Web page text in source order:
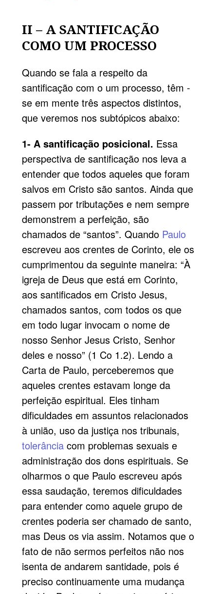
II – A SANTIFICAÇÃO
COMO UM PROCESSO
Quando se fala a respeito da
santificação com o um processo, têm -
se em mente três aspectos distintos,
que veremos nos subtópicos abaixo:
1- A santificação posicional. Essa
perspectiva de santificação nos leva a
entender que todos aqueles que foram
salvos em Cristo são santos. Ainda que
passem por tributações e nem sempre
demonstrem a perfeição, são
chamados de “santos”. Quando Paulo
escreveu aos crentes de Corinto, ele os
cumprimentou da seguinte maneira: “À
igreja de Deus que está em Corinto,
aos santificados em Cristo Jesus,
chamados santos, com todos os que
em todo lugar invocam o nome de
nosso Senhor Jesus Cristo, Senhor
deles e nosso” (1 Co 1.2). Lendo a
Carta de Paulo, perceberemos que
aqueles crentes estavam longe da
perfeição espiritual. Eles tinham
dificuldades em assuntos relacionados
à união, uso da justiça nos tribunais,
tolerânciacom problemas sexuais e
administração dos dons espirituais. Se
olharmos o que Paulo escreveu após
essa saudação, teremos dificuldades
para entender como aquele grupo de
crentes poderia ser chamado de santo,
mas Deus os via assim. Notamos que o
fato de não sermos perfeitos não nos
isenta de andarem santidade, pois é
preciso continuamente uma mudança